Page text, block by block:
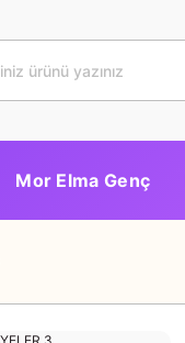
Mor Elma Genç